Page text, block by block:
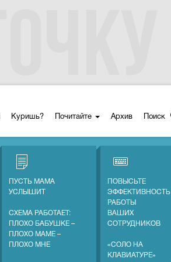
Куришь? Почитайте Архив Поиск
ПУСТЬ МАМА
УСЛЫШИТ
СХЕМА РАБОТАЕТ:
ПЛОХО БАБУШКЕ –
ПЛОХО МАМЕ –
ПЛОХО МНЕ
ПОВЫСЬТЕ
ЭФФЕКТИВНОСТЬ
РАБОТЫ
ВАШИХ
СОТРУДНИКОВ
«СОЛО НА
КЛАВИАТУРЕ»